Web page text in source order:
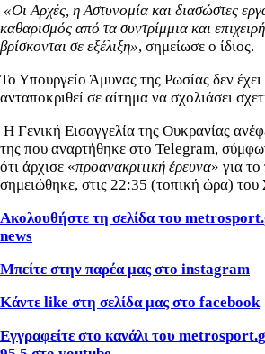
«Οι Αρχές, η Αστυνομία και διασώστες
καθαρισμός από τα συντρίμμια και
βρίσκονται σε εξέλιξη», σημείωσε ο ίδιος.
Το Υπουργείο Άμυνας της Ρωσίας δεν έχει
ανταποκριθεί σε αίτημα να σχολιάσει
Η Γενική Εισαγγελία της Ουκρανίας
της που αναρτήθηκε στο Telegram,
ότι άρχισε «προανακριτική έρευνα» για
σημειώθηκε, στις 22:35 (τοπική ώρα)
Ακολουθήστε τη σελίδα του metrosport.
news
Μπείτε στην παρέα μας στο instagram
Κάντε like στη σελίδα μας στο facebook
Εγγραφείτε στο κανάλι του metrosport.